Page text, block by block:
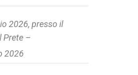
2026, presso il
Prete –
2026